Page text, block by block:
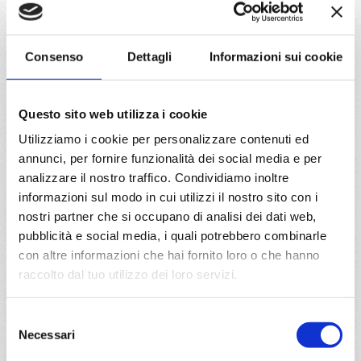
Consenso Dettagli Informazioni sui cookie
Questo sito web utilizza i cookie
Utilizziamo i cookie per personalizzare contenuti ed
annunci, per fornire funzionalità dei social media e per
analizzare il nostro traffico. Condividiamo inoltre
informazioni sul modo in cui utilizzi il nostro sito con i
nostri partner che si occupano di analisi dei dati web,
pubblicità e social media, i quali potrebbero combinarle
con altre informazioni che hai fornito loro o che hanno
raccolto dal tuo utilizzo dei loro servizi.
delNecessari
Mediterraneo
Tarragona, Valencia
€ 953
€ 853
MSC Orchestra